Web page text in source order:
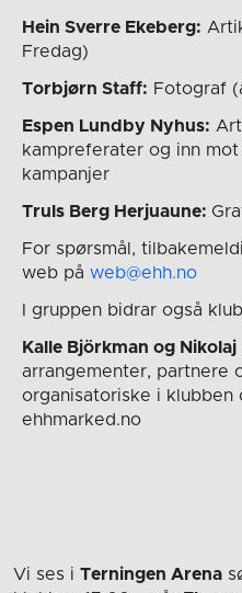
Hein Sverre Ekeberg:
Fredag)
Torbjørn Staff: Fotograf
Espen Lundby Nyhus:
kampreferater og inn
kampanjer
Truls Berg Herjuaune:
For spørsmål,
web på web@ehh.no
I gruppen bidrar også
Kalle Björkman og Nikolaj
arrangementer, partnere
organisatoriske i klubben
ehhmarked.no
Vi ses i Terningen Arena